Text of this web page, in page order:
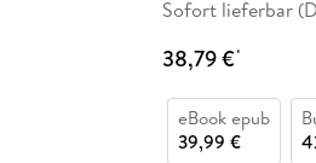
Sofort lieferbar
38,79 €*
eBook epub
39,99 €